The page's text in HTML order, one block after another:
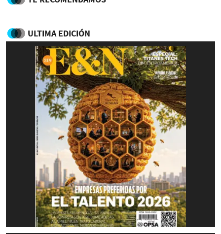
ULTIMA EDICIÓN